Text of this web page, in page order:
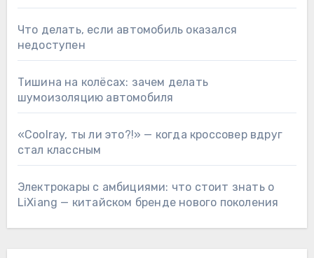
Что делать, если автомобиль оказался
недоступен
Тишина на колёсах: зачем делать
шумоизоляцию автомобиля
«Coolray, ты ли это?!» — когда кроссовер вдруг
стал классным
Электрокары с амбициями: что стоит знать о
LiXiang — китайском бренде нового поколения